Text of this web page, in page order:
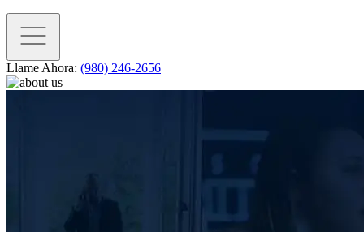
Llame Ahora: (980) 246-2656